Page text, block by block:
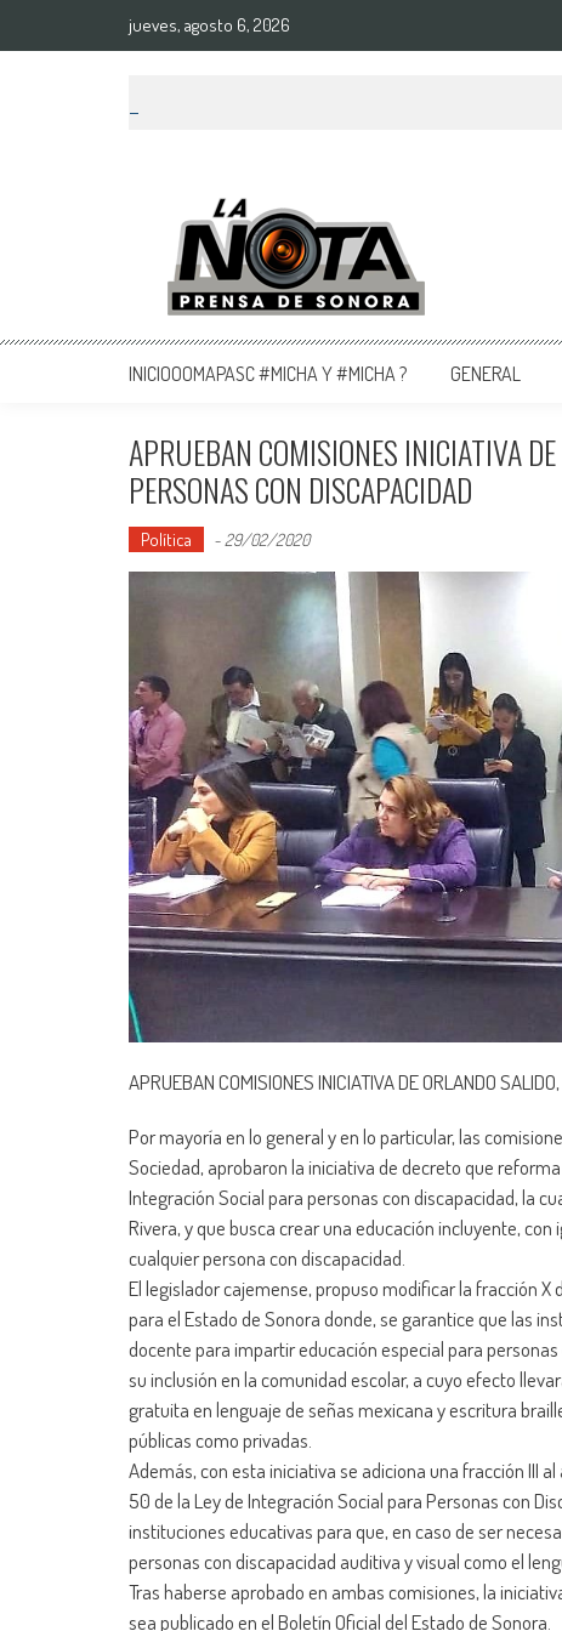
jueves, agosto 6, 2026
La Nota Prensa De Sonora
Noticias del día
INICIOOOMAPASC #MICHA Y #MICHA ? GENERAL
APRUEBAN COMISIONES INICIATIVA
PERSONAS CON DISCAPACIDAD
Política - 29/02/2020
APRUEBAN COMISIONES INICIATIVA DE ORLANDO
Por mayoría en lo general y en lo particular, las
Sociedad, aprobaron la iniciativa de decreto que
Integración Social para personas con discapacidad, la
Rivera, y que busca crear una educación incluyente,
cualquier persona con discapacidad.
El legislador cajemense, propuso modificar la fracción
para el Estado de Sonora donde, se garantice que las
docente para impartir educación especial para
su inclusión en la comunidad escolar, a cuyo efecto
gratuita en lenguaje de señas mexicana y escritura
públicas como privadas.
Además, con esta iniciativa se adiciona una fracción III
50 de la Ley de Integración Social para Personas con
instituciones educativas para que, en caso de ser
personas con discapacidad auditiva y visual como el
Tras haberse aprobado en ambas comisiones, la
sea publicado en el Boletín Oficial del Estado de Sonora.